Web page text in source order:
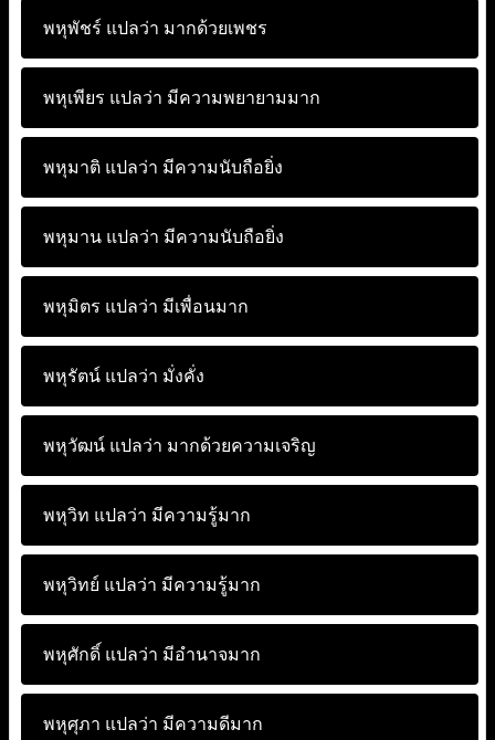
พหุพัชร์ แปลว่า มากด้วยเพชร
พหุเพียร แปลว่า มีความพยายามมาก
พหุมาติ แปลว่า มีความนับถือยิ่ง
พหุมาน แปลว่า มีความนับถือยิ่ง
พหุมิตร แปลว่า มีเพื่อนมาก
พหุรัตน์ แปลว่า มั่งคั่ง
พหุวัฒน์ แปลว่า มากด้วยความเจริญ
พหุวิท แปลว่า มีความรู้มาก
พหุวิทย์ แปลว่า มีความรู้มาก
พหุศักดิ์ แปลว่า มีอำนาจมาก
พหุศุภา แปลว่า มีความดีมาก